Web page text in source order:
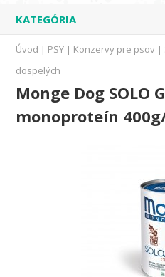
KATEGÓRIA
Úvod | PSY | Konzervy pre psov |
dospelých
Monge Dog SOLO
monoproteín